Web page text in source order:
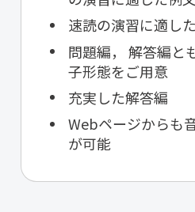
速読の演習に適し
問題編， 解答編と
子形態をご用意
充実した解答編
Webページからも
が可能